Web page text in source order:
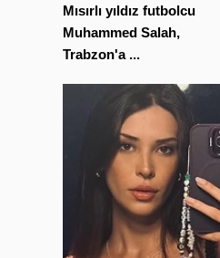
Mısırlı yıldız futbolcu
Muhammed Salah,
Trabzon'a ...